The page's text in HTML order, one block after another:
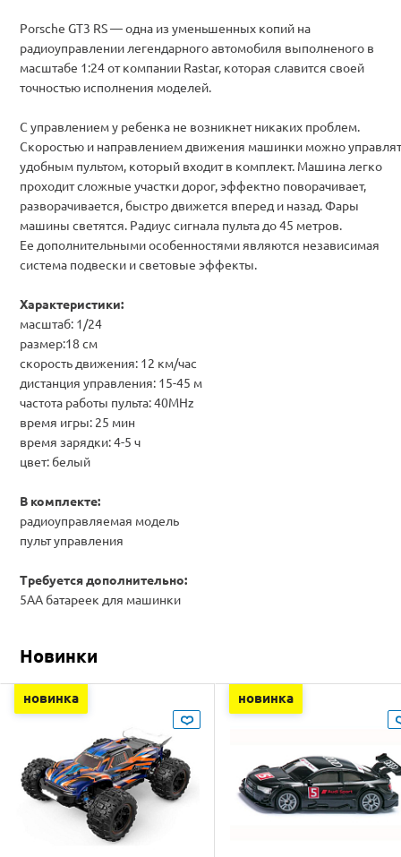
Porsche GT3 RS — одна из уменьшенных копий на
радиоуправлении легендарного автомобиля выполненого в
масштабе 1:24 от компании Rastar, которая славится своей
точностью исполнения моделей.
С управлением у ребенка не возникнет никаких проблем.
Скоростью и направлением движения машинки можно
удобным пультом, который входит в комплект. Машина легко
проходит сложные участки дорог, эффектно поворачивает,
разворачивается, быстро движется вперед и назад. Фары
машины светятся. Радиус сигнала пульта до 45 метров.
Ее дополнительными особенностями являются независимая
система подвески и световые эффекты.
Характеристики:
масштаб: 1/24
размер:18 см
скорость движения: 12 км/час
дистанция управления: 15-45 м
частота работы пульта: 40MHz
время игры: 25 мин
время зарядки: 4-5 ч
цвет: белый
В комплекте:
радиоуправляемая модель
пульт управления
Требуется дополнительно:
5АА батареек для машинки
Новинки
новинка новинка